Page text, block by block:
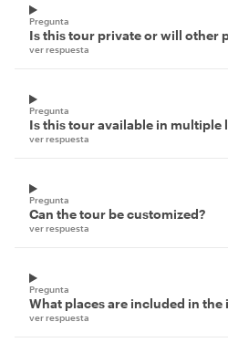
Pregunta
Is this tour private or will other
ver respuesta
Pregunta
Is this tour available in multiple
ver respuesta
Pregunta
Can the tour be customized?
ver respuesta
Pregunta
What places are included in the
ver respuesta